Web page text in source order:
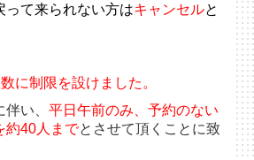
って来られない方はキャンセルと
に制限を設けました。
伴い、平日午前のみ、予約のない
約40人までとさせて頂くことに致